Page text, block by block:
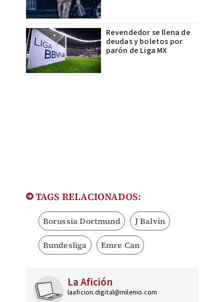
Revendedor se llena de
deudas y boletos por
parón de Liga MX
TAGS RELACIONADOS:
Borussia Dortmund J Balvin
Bundesliga Emre Can
La Afición
laaficion.digital@milenio.com